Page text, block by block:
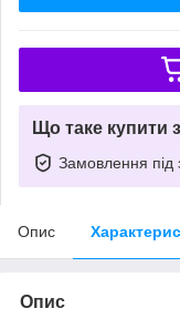
Що таке купити
Замовлення під
Опис
Опис